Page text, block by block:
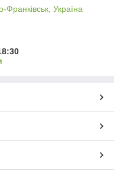
Україна